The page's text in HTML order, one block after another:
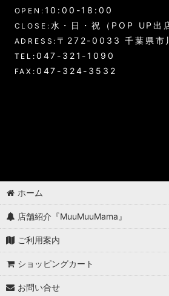
OPEN: 10:00-18:00
CLOSE: 水・日・祝（POP UP出
ADRESS: 〒272-0033 千葉県市
TEL: 047-321-1090
FAX: 047-324-3532
ホーム
店舗紹介『MuuMuuMama』
ご利用案内
ショッピングカート
お問い合せ